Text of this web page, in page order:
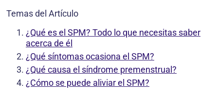
Temas del Artículo
¿Qué es el SPM? Todo lo que necesitas saber
acerca de él
¿Qué síntomas ocasiona el SPM?
¿Qué causa el síndrome premenstrual?
¿Cómo se puede aliviar el SPM?